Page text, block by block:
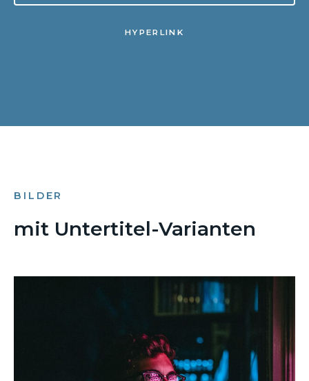
HYPERLINK
BILDER
mit Untertitel-Varianten